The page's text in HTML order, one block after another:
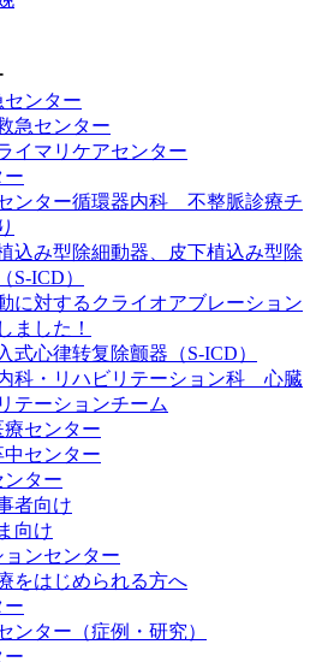
ンター
急センター
イマリケアセンター
ー
ンター循環器内科 不整脈診療チ
込み型除細動器、皮下植込み型除
S-ICD）
に対するクライオアブレーション
ました！
式心律转复除颤器（S-ICD）
科・リハビリテーション科 心臓
テーションチーム
センター
中センター
ター
者向け
向け
ョンセンター
をはじめられる方へ
ー
ンター（症例・研究）
ー